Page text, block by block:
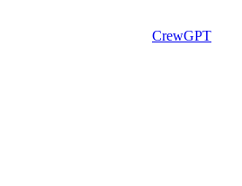
CrewGPT